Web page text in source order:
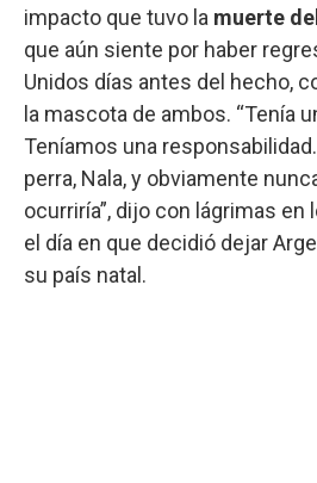
impacto que tuvo la muerte
que aún siente por haber
Unidos días antes del hecho,
la mascota de ambos. “Tenía
Teníamos una
perra, Nala, y obviamente
ocurriría”, dijo con lágrimas en
el día en que decidió dejar
su país natal.